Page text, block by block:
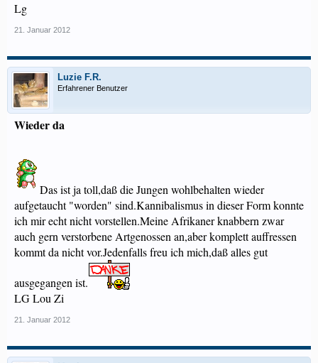
Lg
21. Januar 2012
Luzie F.R.
Erfahrener Benutzer
Wieder da
Das ist ja toll,daß die Jungen wohlbehalten wieder
aufgetaucht "worden" sind.Kannibalismus in dieser Form konnte
ich mir echt nicht vorstellen.Meine Afrikaner knabbern zwar
auch gern verstorbene Artgenossen an,aber komplett auffressen
kommt da nicht vor.Jedenfalls freu ich mich,daß alles gut
ausgegangen ist.
LG Lou Zi
21. Januar 2012